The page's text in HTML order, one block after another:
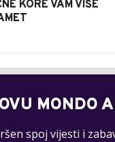
KORE VAM VIŠE
MONDO
spoj vijesti i